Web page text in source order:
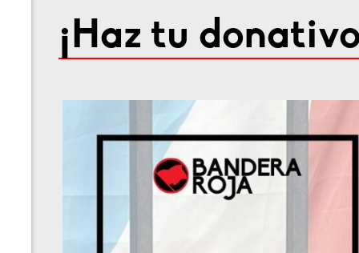
¡Haz tu